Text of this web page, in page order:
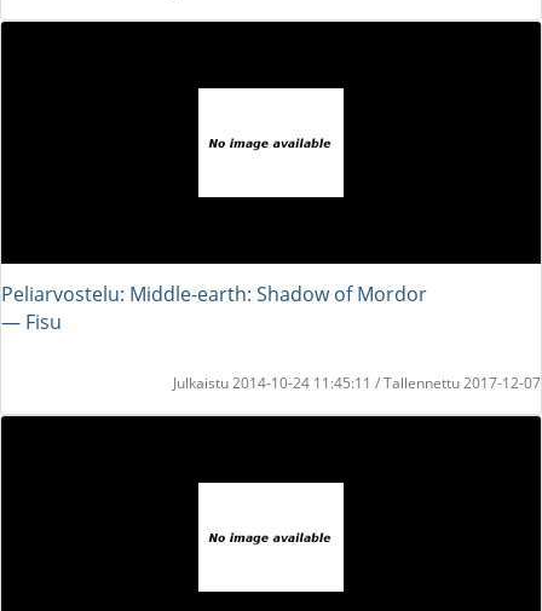
Peliarvostelu: Middle-earth: Shadow of Mordor
― Fisu
Julkaistu 2014-10-24 11:45:11 / Tallennettu 2017-12-07